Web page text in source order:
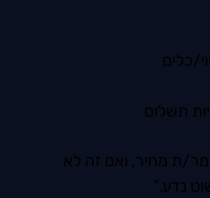
כלים
תשלום
ת מחיר, ואם זה לא
נדע.”